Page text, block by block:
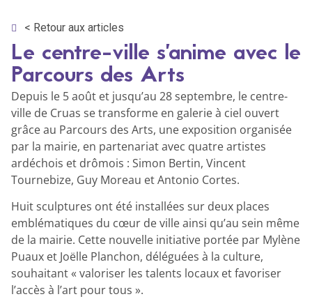
< Retour aux articles
Le centre-ville s’anime avec le
Parcours des Arts
Depuis le 5 août et jusqu’au 28 septembre, le centre-
ville de Cruas se transforme en galerie à ciel ouvert
grâce au Parcours des Arts, une exposition organisée
par la mairie, en partenariat avec quatre artistes
ardéchois et drômois : Simon Bertin, Vincent
Tournebize, Guy Moreau et Antonio Cortes.
Huit sculptures ont été installées sur deux places
emblématiques du cœur de ville ainsi qu’au sein même
de la mairie. Cette nouvelle initiative portée par Mylène
Puaux et Joëlle Planchon, déléguées à la culture,
souhaitant « valoriser les talents locaux et favoriser
l’accès à l’art pour tous ».